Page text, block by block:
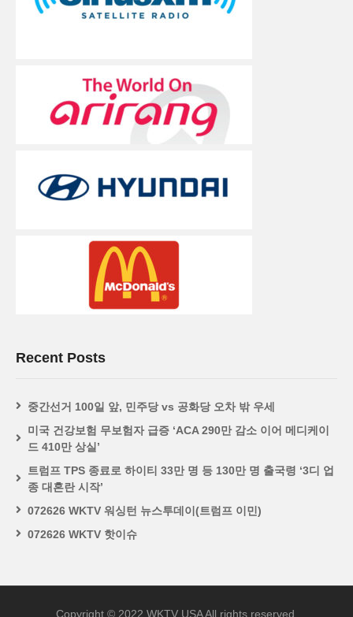
Recent Posts
중간선거 100일 앞, 민주당 vs 공화당 오차 밖 우세
미국 건강보험 무보험자 급증 ‘ACA 290만 감소 이어 메디케이
드 410만 상실’
트럼프 TPS 종료로 하이티 33만 명 등 130만 명 출국령 ‘3디 업
종 대혼란 시작’
072626 WKTV 워싱턴 뉴스투데이(트럼프 이민)
072626 WKTV 핫이슈
Copyright © 2022 WKTV USA All rights reserved.